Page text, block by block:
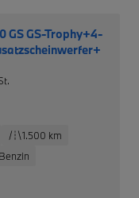
GS GS-Trophy+4-
1.500 km
Benzin